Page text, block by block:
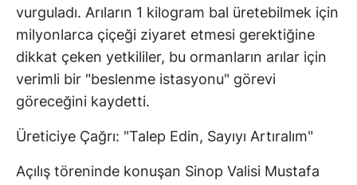
vurguladı. Arıların 1 kilogram bal üretebilmek için
milyonlarca çiçeği ziyaret etmesi gerektiğine
dikkat çeken yetkililer, bu ormanların arılar için
verimli bir "beslenme istasyonu" görevi
göreceğini kaydetti.
Üreticiye Çağrı: "Talep Edin, Sayıyı Artıralım"
Açılış töreninde konuşan Sinop Valisi Mustafa